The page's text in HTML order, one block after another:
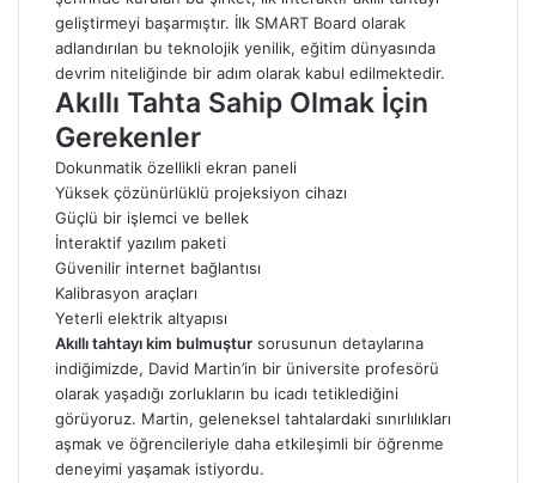
geliştirmeyi başarmıştır. İlk SMART Board olarak
adlandırılan bu teknolojik yenilik, eğitim dünyasında
devrim niteliğinde bir adım olarak kabul edilmektedir.
Akıllı Tahta Sahip Olmak İçin
Gerekenler
Dokunmatik özellikli ekran paneli
Yüksek çözünürlüklü projeksiyon cihazı
Güçlü bir işlemci ve bellek
İnteraktif yazılım paketi
Güvenilir internet bağlantısı
Kalibrasyon araçları
Yeterli elektrik altyapısı
Akıllı tahtayı kim bulmuştur sorusunun detaylarına
indiğimizde, David Martin’in bir üniversite profesörü
olarak yaşadığı zorlukların bu icadı tetiklediğini
görüyoruz. Martin, geleneksel tahtalardaki sınırlılıkları
aşmak ve öğrencileriyle daha etkileşimli bir öğrenme
deneyimi yaşamak istiyordu.